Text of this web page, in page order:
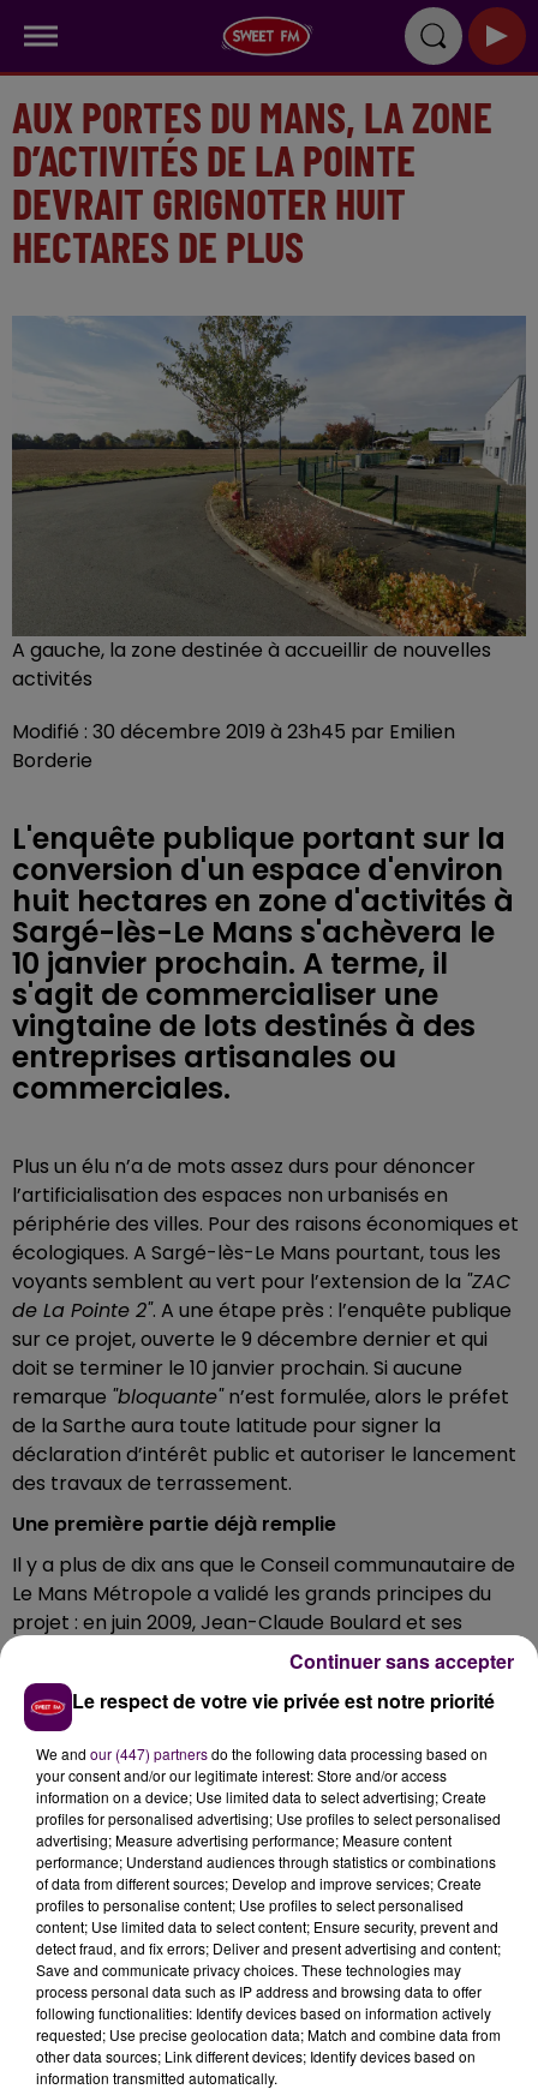
AUX PORTES DU MANS, LA ZONE
D’ACTIVITÉS DE LA POINTE
DEVRAIT GRIGNOTER HUIT
HECTARES DE PLUS
A gauche, la zone destinée à accueillir de nouvelles
activités
Modifié : 30 décembre 2019 à 23h45 par Emilien
Borderie
L'enquête publique portant sur la
conversion d'un espace d'environ
huit hectares en zone d'activités à
Sargé-lès-Le Mans s'achèvera le
10 janvier prochain. A terme, il
s'agit de commercialiser une
vingtaine de lots destinés à des
entreprises artisanales ou
commerciales.
Plus un élu n’a de mots assez durs pour dénoncer
l’artificialisation des espaces non urbanisés en
périphérie des villes. Pour des raisons économiques et
écologiques. A Sargé-lès-Le Mans pourtant, tous les
voyants semblent au vert pour l’extension de la "ZAC
de La Pointe 2". A une étape près : l’enquête publique
sur ce projet, ouverte le 9 décembre dernier et qui
doit se terminer le 10 janvier prochain. Si aucune
remarque "bloquante"n’est formulée, alors le préfet
de la Sarthe aura toute latitude pour signer la
déclaration d’intérêt public et autoriser le lancement
des travaux de terrassement.
Une première partie déjà remplie
Il y a plus de dix ans que le Conseil communautaire de
Le Mans Métropole a validé les grands principes du
projet : en juin 2009, Jean-Claude Boulard et ses
collègues approuvaient officiellement"la volonté de
poursuivre le développement économique de ce
secteur de l’agglomération après avoir déjà créé en
2003 la ZAC de La Pointe presque entièrement
commercialisée". La phase 2, c’est l’ajout, vers le sud
et dans une"continuité géographique", d’une surface
viabilisée d’environ 78 300 mètres carré divisés en 18
lots dont le découpage pourra évoluer en fonction de
la demande.
Des préceptes environnementaux
Sur l’ensemble de l’extension, plusieurs options
paysagères ou écoresponsables ont été prises : ainsi,
près de deux hectares seront engazonnés et 0,9
hectare accueillera la plantation d’arbustes, un
espace de 20 centimètres sera
Le respect de votre vie privée est notre priorité
We and our (447) partnersdo the following data processing based on
your consent and/or our legitimate interest: Store and/or access
information on a device; Use limited data to select advertising; Create
profiles for personalised advertising; Use profiles to select personalised
advertising; Measure advertising performance; Measure content
performance; Understand audiences through statistics or combinations
of data from different sources; Develop and improve services; Create
profiles to personalise content; Use profiles to select personalised
content; Use limited data to select content; Ensure security, prevent and
detect fraud, and fix errors; Deliver and present advertising and content;
Save and communicate privacy choices. These technologies may
process personal data such as IP address and browsing data to offer
following functionalities: Identify devices based on information actively
requested; Use precise geolocation data; Match and combine data from
other data sources; Link different devices; Identify devices based on
information transmitted automatically.
Continuer sans accepter